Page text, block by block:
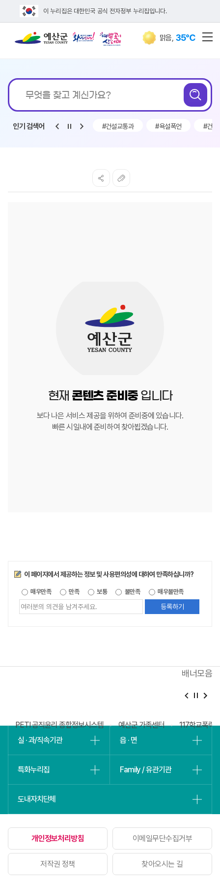
이 누리집은 대한민국 공식 전자정부 누리집입니다.
맑음, 35℃
통합검색
찾고
계신가요?
검
인기 검색어
#채용 #악마 #건설교통과 #욕설폭언 #건설
현재 콘텐츠 준비중입니다
보다 나은 서비스 제공을 위하여 준비중에 있습니다.
빠른 시일내에 준비하여 찾아뵙겠습니다.
만족도조사
이 페이지에서 제공하는 정보 및 사용편의성에 대하여 만족하십니까?
매우만족 만족 보통 불만족 매우불만족
정보에
배너모음
PETI 공직윤리 종합정보시스템 예산군 가족센터
117학교폭력
실 · 과/직속기관
읍 · 면
특화누리집 Family / 유관기관
도내자치단체
개인정보처리방침 이메일무단수집거부
저작권 정책 찾아오시는 길